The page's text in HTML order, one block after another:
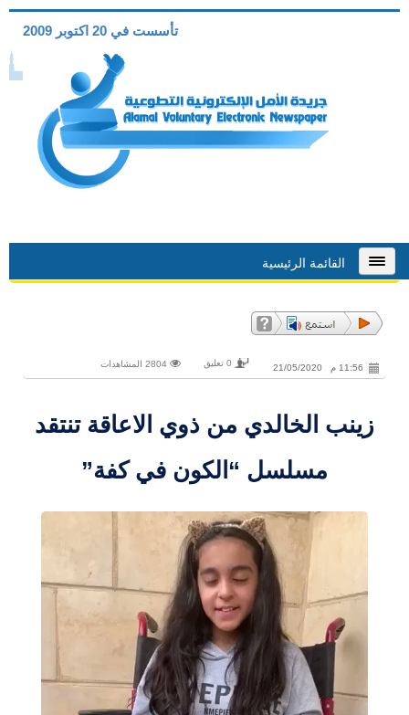
تأسست في 20 اكتوبر 2009
القائمة الرئيسية
11:56 م 21/05/2020 0 تعليق
زينب الخالدي من ذوي الاعاقة تنتقد
مسلسل “الكون في كفة”